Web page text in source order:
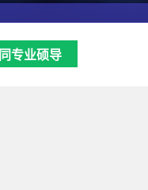
同专业硕导